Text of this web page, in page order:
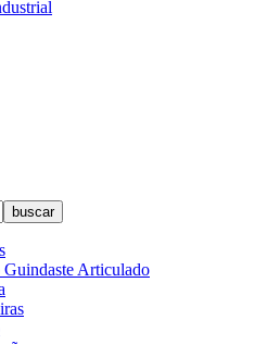
Articulado